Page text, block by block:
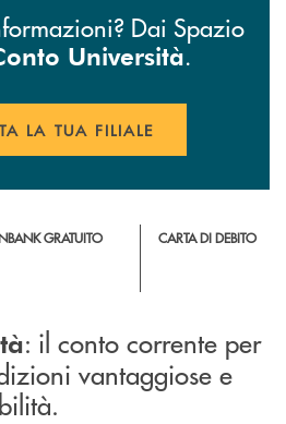
Dai Spazio
Università.
LA TUA FILIALE
GRATUITO CARTA DI DEBITO
: il conto corrente per
vantaggiose e